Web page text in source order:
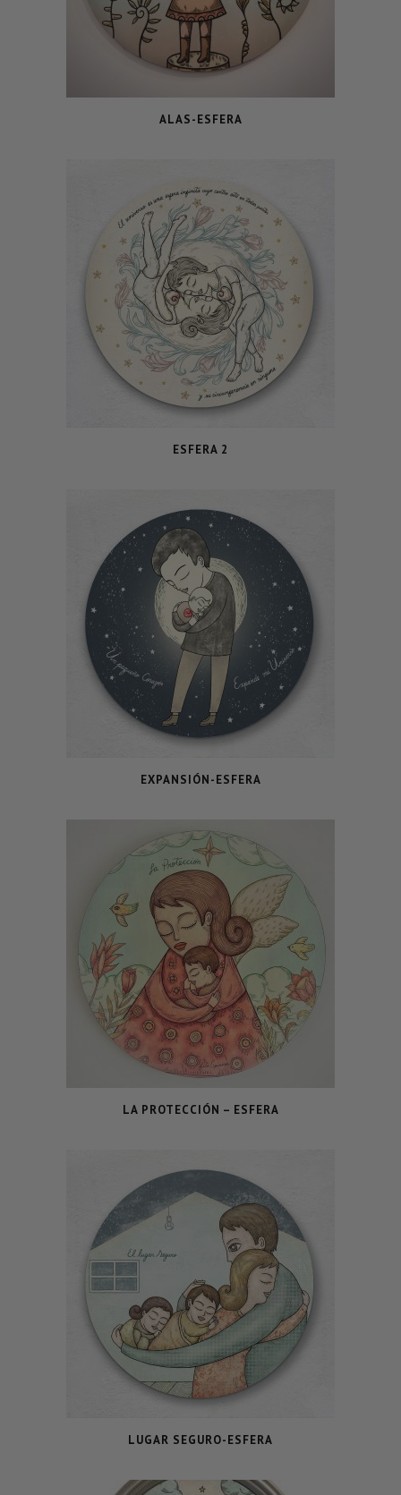
ALAS-ESFERA
ESFERA 2
EXPANSIÓN-ESFERA
LA PROTECCIÓN – ESFERA
LUGAR SEGURO-ESFERA